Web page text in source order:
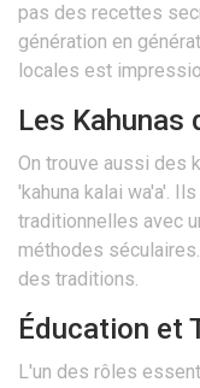
pas des recettes
génération en
locales est
Les Kahunas
On trouve aussi des
'kahuna kalai wa'a'.
traditionnelles avec
méthodes
des traditions.
Éducation et
L'un des rôles